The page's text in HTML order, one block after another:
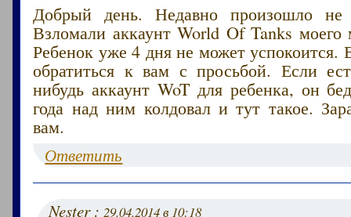
Добрый день. Недавно произошло не
Взломали аккаунт World Of Tanks
Ребенок уже 4 дня не может успокоится.
обратиться к вам с просьбой. Если
нибудь аккаунт WoT для ребенка, он
года над ним колдовал и тут такое.
вам.
Ответить
Nester :29.04.2014 в 10:18